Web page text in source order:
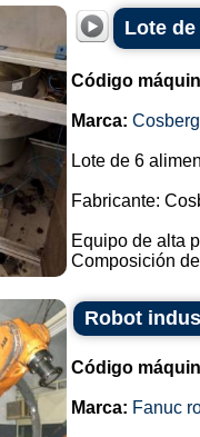
Lote
Código
Marca: Cosberg
Lote de 6
Fabricante:
Equipo de alta
Composición
Robot
Código
Marca: Fanuc